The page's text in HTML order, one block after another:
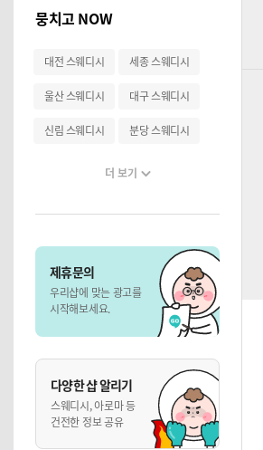
뭉치고 NOW
대전 스웨디시 세종 스웨디시
울산 스웨디시 대구 스웨디시
신림 스웨디시 분당 스웨디시
더 보기
제휴문의
우리샵에 맞는 광고를
시작해보세요.
다양한 샵 알리기
스웨디시, 아로마 등
건전한 정보 공유